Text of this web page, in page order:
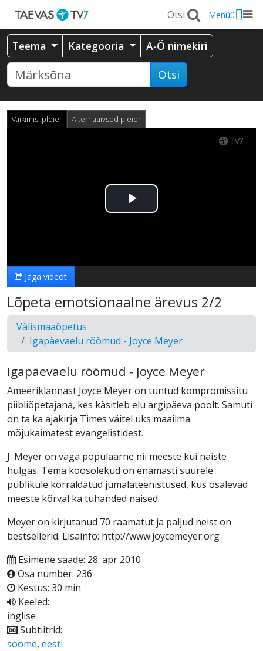
Menüü
Teema Kategooria A-Ö nimekiri
Otsi
Vaikimisi pleier Alternatiivsed pleier
Esita
Jaga videot
Lõpeta emotsionaalne ärevus 2/2
Välismaaõpetus
Igapäevaelu rõõmud - Joyce Meyer
Igapäevaelu rõõmud - Joyce Meyer
Ameeriklannast Joyce Meyer on tuntud kompromissitu
piibliõpetajana, kes käsitleb elu argipäeva poolt. Samuti
on ta ka ajakirja Times väitel üks maailma
mõjukaimatest evangelistidest.
J. Meyer on väga populaarne nii meeste kui naiste
hulgas. Tema koosolekud on enamasti suurele
publikule korraldatud jumalateenistused, kus osalevad
meeste kõrval ka tuhanded naised.
Meyer on kirjutanud 70 raamatut ja paljud neist on
bestsellerid. Lisainfo: http://www.joycemeyer.org
Esimene saade: 28. apr 2010
Osa number: 236
Kestus: 30 min
Keeled:
inglise
Subtiitrid:
soome, eesti